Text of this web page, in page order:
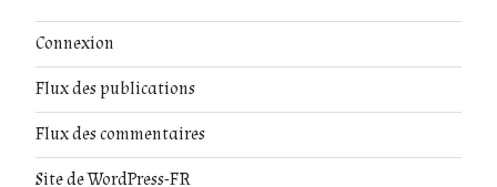
Connexion
Flux des publications
Flux des commentaires
Site de WordPress-FR